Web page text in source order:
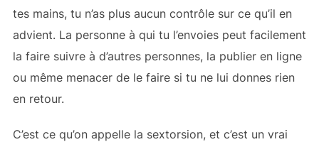
tes mains, tu n’as plus aucun contrôle sur ce qu’il en
advient. La personne à qui tu l’envoies peut facilement
la faire suivre à d’autres personnes, la publier en ligne
ou même menacer de le faire si tu ne lui donnes rien
en retour.
C’est ce qu’on appelle la sextorsion, et c’est un vrai